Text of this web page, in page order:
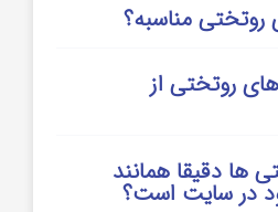
روتختی مناسبه؟
روتختی از
ها دقیقا همانند
در سایت است؟